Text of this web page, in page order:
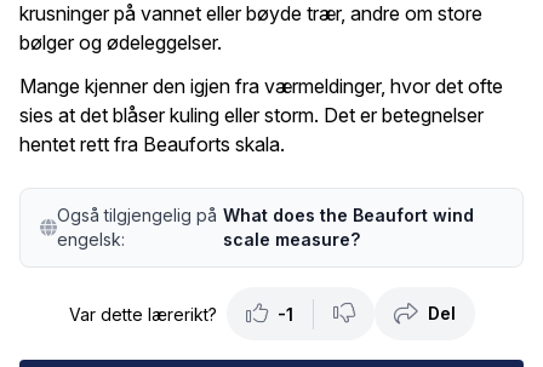
krusninger på vannet eller bøyde trær, andre om store
bølger og ødeleggelser.
Mange kjenner den igjen fra værmeldinger, hvor det ofte
sies at det blåser kuling eller storm. Det er betegnelser
hentet rett fra Beauforts skala.
Også tilgjengelig på
engelsk:
What does the Beaufort wind
scale measure?
Var dette lærerikt? -1 Del